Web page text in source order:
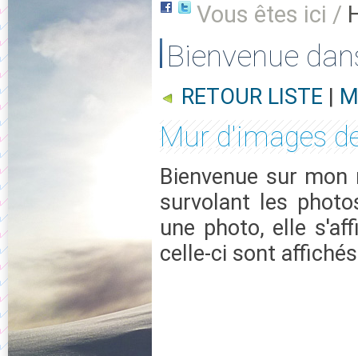
Vous êtes ici /
Bienvenue
RETOUR LISTE |
Mur d'images
Bienvenue sur
survolant les
une photo, elle
celle-ci sont